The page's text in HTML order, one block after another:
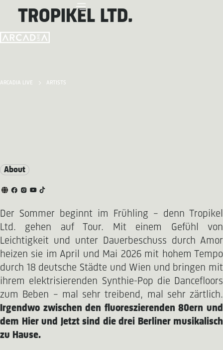
ARCADIA LIVE ARTISTS
TROPIKEL LTD.
About
Der Sommer beginnt im Frühling – denn Tropikel
Ltd. gehen auf Tour. Mit einem Gefühl von
Leichtigkeit und unter Dauerbeschuss durch Amor
heizen sie im April und Mai 2026 mit hohem Tempo
durch 18 deutsche Städte und Wien und bringen mit
ihrem elektrisierenden Synthie-Pop die Dancefloors
zum Beben – mal sehr treibend, mal sehr zärtlich.
Irgendwo zwischen den fluoreszierenden 80ern und
dem Hier und Jetzt sind die drei Berliner musikalisch
zu Hause.